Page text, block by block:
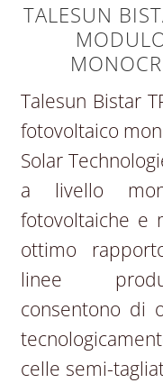
TALESUN
Talesun Bistar
fotovoltaico
Solar
a livello
fotovoltaiche e
ottimo
linee
consentono di
celle semi-